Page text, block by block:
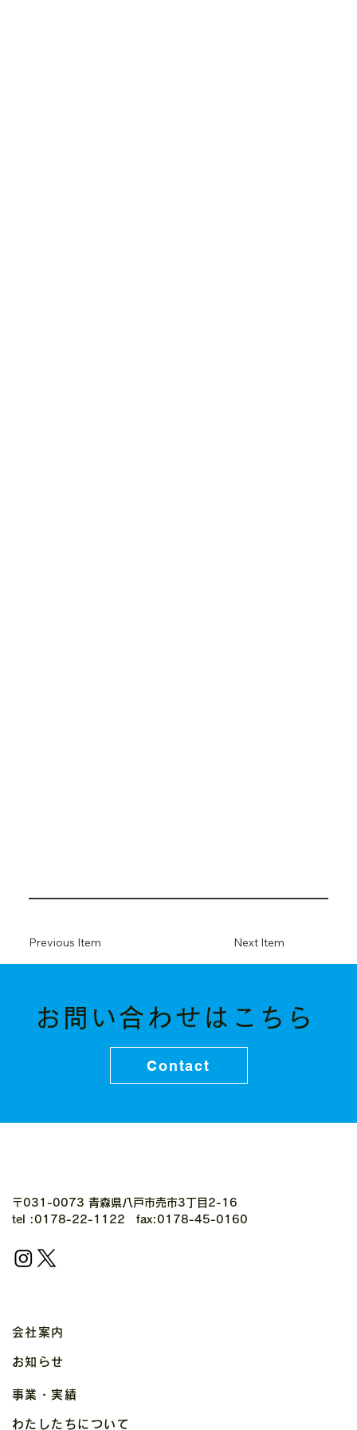
Previous Item Next Item
お問い合わせはこちら
Contact
〒031-0073 青森県八戸市売市3丁目2-16
tel :0178-22-1122 fax:0178-45-0160
わたしたちについて
お知らせ
会社案内
事業・実績